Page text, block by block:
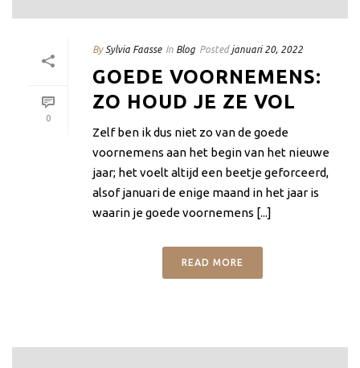
0
By Sylvia Faasse In Blog Posted januari 20, 2022
GOEDE VOORNEMENS:
ZO HOUD JE ZE VOL
Zelf ben ik dus niet zo van de goede
voornemens aan het begin van het nieuwe
jaar; het voelt altijd een beetje geforceerd,
alsof januari de enige maand in het jaar is
waarin je goede voornemens [...]
READ MORE